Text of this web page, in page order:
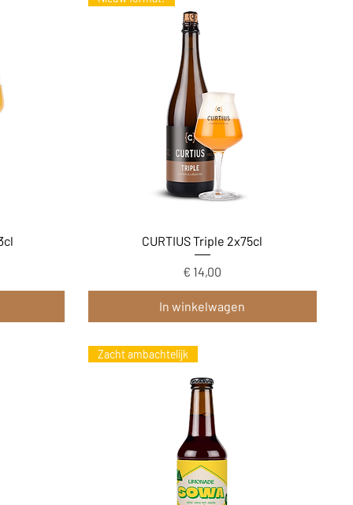
Snel overzicht
CURTIUS Triple 2x75cl
Prijs
€ 14,00
In winkelwagen
Zacht ambachtelijk